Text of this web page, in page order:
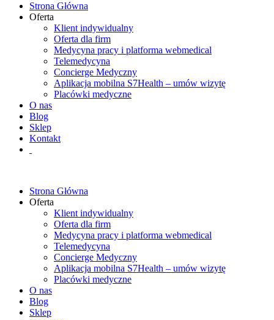
Strona Główna
Oferta
Klient indywidualny
Oferta dla firm
Medycyna pracy i platforma webmedical
Telemedycyna
Concierge Medyczny
Aplikacja mobilna S7Health – umów wizytę
Placówki medyczne
O nas
Blog
Sklep
Kontakt
Strona Główna
Oferta
Klient indywidualny
Oferta dla firm
Medycyna pracy i platforma webmedical
Telemedycyna
Concierge Medyczny
Aplikacja mobilna S7Health – umów wizytę
Placówki medyczne
O nas
Blog
Sklep